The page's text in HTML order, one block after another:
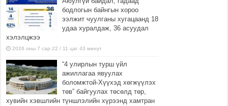
бодлогын байнгын хороо
ээлжит чуулганы хугацаанд 18
удаа хуралдаж, 36 асуудал
хэлэлцжээ
2026 оны 7 сар 22 / 11 цаг 43 минут
“4 улирлын турш үйл
ажиллагаа явуулах
боломжтой-Хүүхэд хөгжүүлэх
төв” байгуулах төсөлд төр,
хувийн хэвшлийн түншлэлийн хүрээнд хамтран